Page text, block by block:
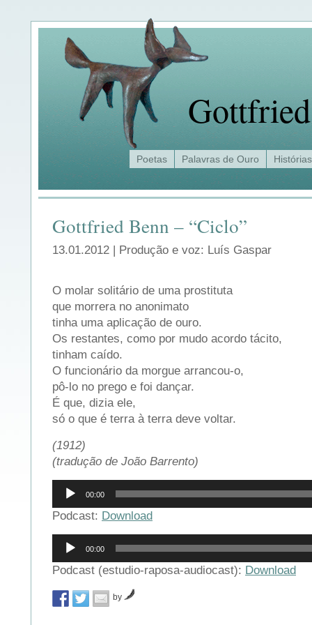
Poetas Palavras de Ouro Histórias
Gottfried Benn – “Ciclo”
13.01.2012 | Produção e voz: Luís Gaspar
O molar solitário de uma prostituta
que morrera no anonimato
tinha uma aplicação de ouro.
Os restantes, como por mudo acordo tácito,
tinham caído.
O funcionário da morgue arrancou-o,
pô-lo no prego e foi dançar.
É que, dizia ele,
só o que é terra à terra deve voltar.
(1912)
(tradução de João Barrento)
Reprodutor
áudio
00:00
Podcast: Download
Reprodutor
áudio
00:00
Podcast (estudio-raposa-audiocast): Download
by